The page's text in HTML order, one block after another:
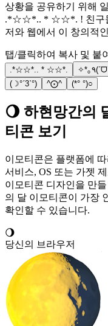
상황을 공유하기 위해
.*☆☆*.. * ☆☆*. ! 친구들
저와 웹에서 이 창의적
탭/클릭하여 복사 및 붙
.*☆☆*.. * ☆☆*.
(☽°ˊ3ˋ°)
^⨀^ (*° °)○
🌖 하현망간의
티콘 보기
이모티콘은 플랫폼에
서비스, OS 또는 가젯
이모티콘 디자인을 만
의 달 이모티콘이 가장
확인할 수 있습니다.
🌖
당신의 브라우저